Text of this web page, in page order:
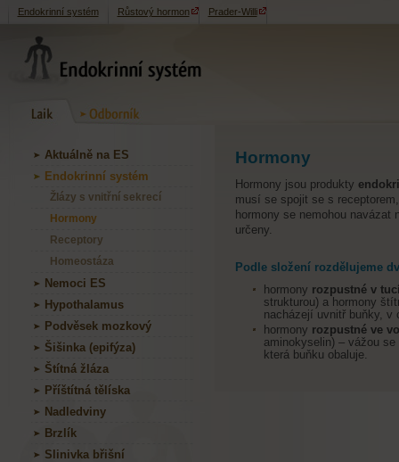
Endokrinní systém Růstový hormon Prader-Willi
Aktuálně na ES
Endokrinní systém
Žlázy s vnitřní sekrecí
Hormony
Receptory
Homeostáza
Nemoci ES
Hypothalamus
Podvěsek mozkový
Šišinka (epifýza)
Štítná žláza
Příštítná tělíska
Nadledviny
Brzlík
Slinivka břišní
Hormony
Hormony jsou produkty
musí se spojit se s
hormony se nemohou
určeny.
Podle složení rozdělujeme
hormony rozpustné v
strukturou) a hormony
nacházejí uvnitř buňky, v
hormony rozpustné ve
aminokyselin) – vážou
která buňku obaluje.